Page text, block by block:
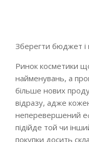
Зберегти бюджет і
Ринок косметики
найменувань, а
більше нових
відразу, адже
неперевершений
підійде той чи
покупки досить